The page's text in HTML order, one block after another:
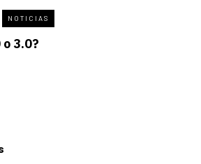
NOTICIAS
o 3.0?